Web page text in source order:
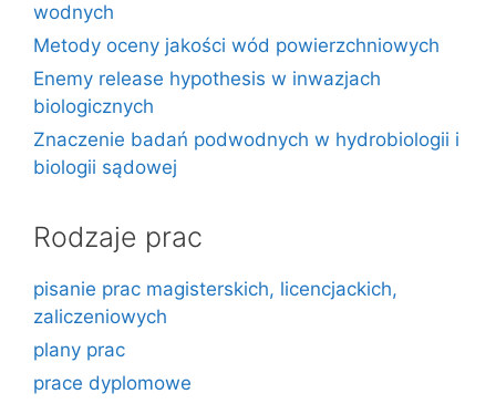
wodnych
Metody oceny jakości wód powierzchniowych
Enemy release hypothesis w inwazjach
biologicznych
Znaczenie badań podwodnych w hydrobiologii i
biologii sądowej
Rodzaje prac
pisanie prac magisterskich, licencjackich,
zaliczeniowych
plany prac
prace dyplomowe